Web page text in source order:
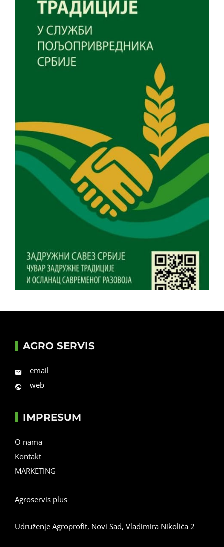
AGRO SERVIS
email
web
IMPRESUM
O nama
Kontakt
MARKETING
Agroservis plus
Udruženje Agroprofit, Novi Sad, Vladimira Nikolića 2